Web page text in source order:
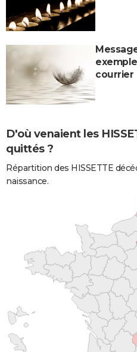
courrier
D'où venaient les
quittés ?
Répartition des HISSETTE
naissance.